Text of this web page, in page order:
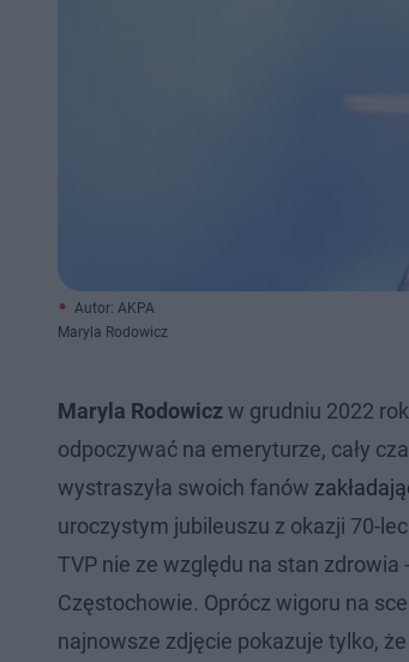
Autor: AKPA
Maryla Rodowicz
Maryla Rodowiczw grudniu 2022
odpoczywać na emeryturze, cały
wystraszyła swoich fanów
uroczystym jubileuszu z okazji 70-
TVP nie ze względu na stan
Częstochowie. Oprócz wigoru na
najnowsze zdjęcie pokazuje tylko,